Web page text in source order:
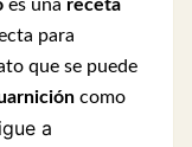
es una receta
para
que se puede
como
igue a